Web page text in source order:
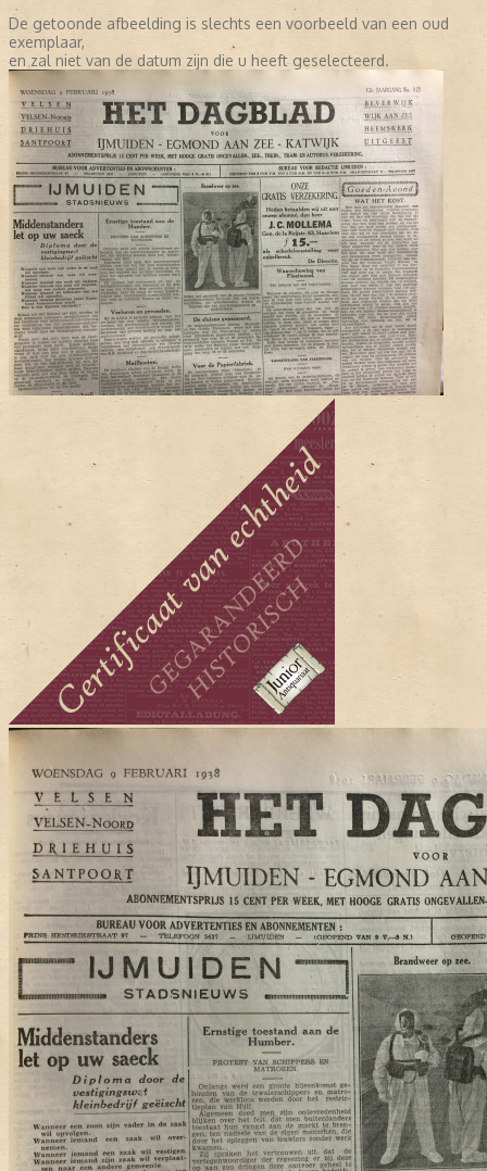
De getoonde afbeelding is slechts een voorbeeld van een oud
exemplaar,
en zal niet van de datum zijn die u heeft geselecteerd.